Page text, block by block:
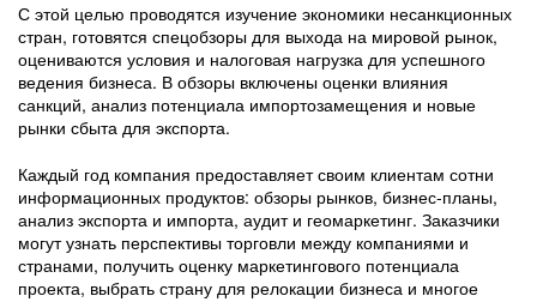
С этой целью проводятся изучение экономики несанкционных
стран, готовятся спецобзоры для выхода на мировой рынок,
оцениваются условия и налоговая нагрузка для успешного
ведения бизнеса. В обзоры включены оценки влияния
санкций, анализ потенциала импортозамещения и новые
рынки сбыта для экспорта.
Каждый год компания предоставляет своим клиентам сотни
информационных продуктов: обзоры рынков, бизнес-планы,
анализ экспорта и импорта, аудит и геомаркетинг. Заказчики
могут узнать перспективы торговли между компаниями и
странами, получить оценку маркетингового потенциала
проекта, выбрать страну для релокации бизнеса и многое